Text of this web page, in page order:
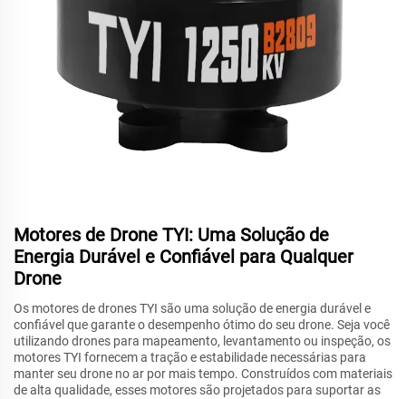
Motores de Drone TYI: Uma Solução de
Energia Durável e Confiável para Qualquer
Drone
Os motores de drones TYI são uma solução de energia durável e
confiável que garante o desempenho ótimo do seu drone. Seja você
utilizando drones para mapeamento, levantamento ou inspeção, os
motores TYI fornecem a tração e estabilidade necessárias para
manter seu drone no ar por mais tempo. Construídos com materiais
de alta qualidade, esses motores são projetados para suportar as